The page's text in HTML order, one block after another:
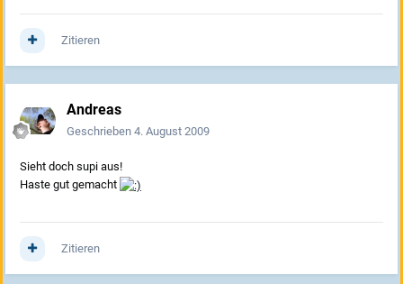
Zitieren
Andreas
Geschrieben 4. August 2009
Sieht doch supi aus!
Haste gut gemacht
Zitieren